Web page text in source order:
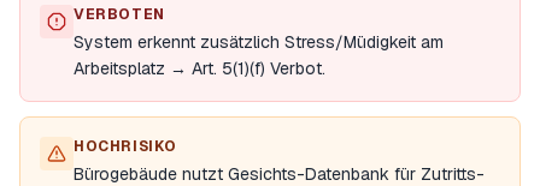
VERBOTEN
System erkennt zusätzlich Stress/Müdigkeit am
Arbeitsplatz → Art. 5(1)(f) Verbot.
HOCHRISIKO
Bürogebäude nutzt Gesichts-Datenbank für Zutritts-